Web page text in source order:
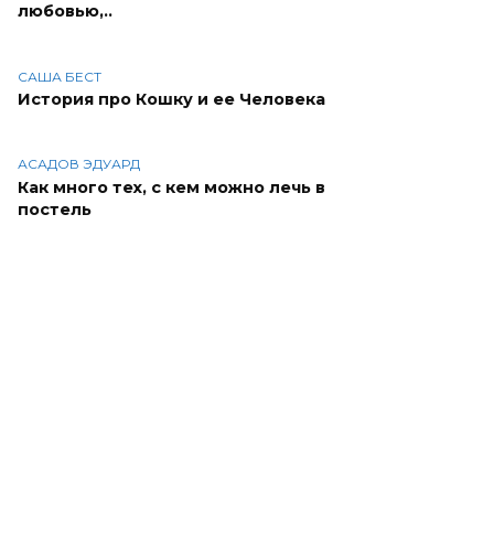
любовью,..
САША БЕСТ
История про Кошку и ее Человека
АСАДОВ ЭДУАРД
Как много тех, с кем можно лечь в
постель